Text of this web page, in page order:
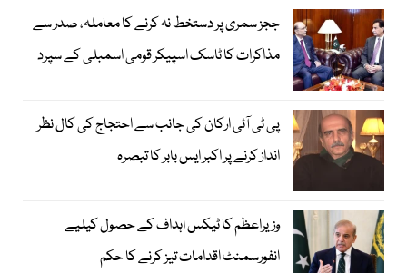
ججز سمری پر دستخط نہ کرنے کا معاملہ، صدر سے
مذاکرات کا ٹاسک اسپیکر قومی اسمبلی کے سپرد
پی ٹی آئی ارکان کی جانب سے احتجاج کی کال نظر
انداز کرنے پر اکبر ایس بابر کا تبصرہ
وزیراعظم کا ٹیکس اہداف کے حصول کیلیے
انفورسمنٹ اقدامات تیز کرنے کا حکم